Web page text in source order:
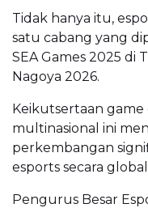
Tidak hanya itu,
satu cabang yang
SEA Games 2025 di
Nagoya 2026.
Keikutsertaan
multinasional ini
perkembangan
esports secara
Pengurus Besar